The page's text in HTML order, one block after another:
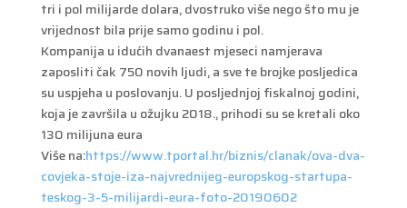
tri i pol milijarde dolara, dvostruko više nego što mu je
vrijednost bila prije samo godinu i pol.
Kompanija u idućih dvanaest mjeseci namjerava
zaposliti čak 750 novih ljudi, a sve te brojke posljedica
su uspjeha u poslovanju. U posljednjoj fiskalnoj godini,
koja je završila u ožujku 2018., prihodi su se kretali oko
130 milijuna eura
Više na:https://www.tportal.hr/biznis/clanak/ova-dva-
covjeka-stoje-iza-najvrednijeg-europskog-startupa-
teskog-3-5-milijardi-eura-foto-20190602